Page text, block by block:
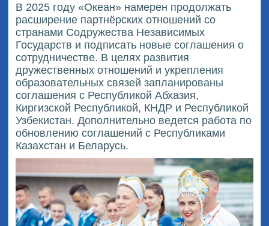
В 2025 году «Океан» намерен продолжать
расширение партнёрских отношений со
странами Содружества Независимых
Государств и подписать новые соглашения о
сотрудничестве. В целях развития
дружественных отношений и укрепления
образовательных связей запланированы
соглашения с Республикой Абхазия,
Киргизской Республикой, КНДР и Республикой
Узбекистан. Дополнительно ведется работа по
обновлению соглашений с Республиками
Казахстан и Беларусь.